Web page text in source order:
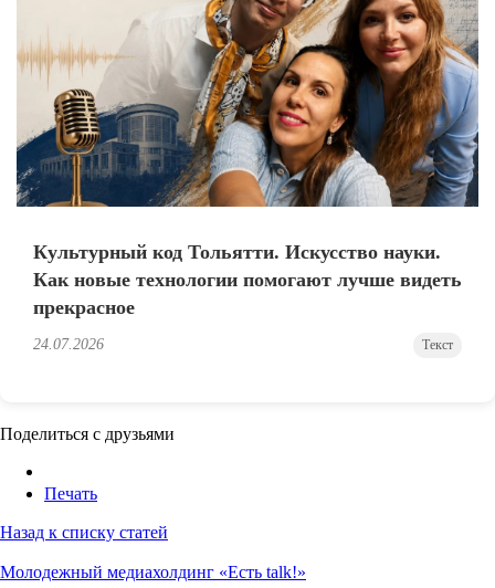
Культурный код Тольятти. Искусство науки.
Как новые технологии помогают лучше видеть
прекрасное
24.07.2026 Текст
Поделиться с друзьями
Печать
Назад к списку статей
Молодежный медиахолдинг «Есть talk!»